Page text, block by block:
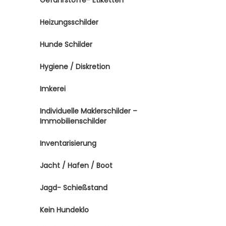
Heizungsschilder
Hunde Schilder
Hygiene / Diskretion
Imkerei
Individuelle Maklerschilder –
Immobilienschilder
Inventarisierung
Jacht / Hafen / Boot
Jagd- Schießstand
Kein Hundeklo